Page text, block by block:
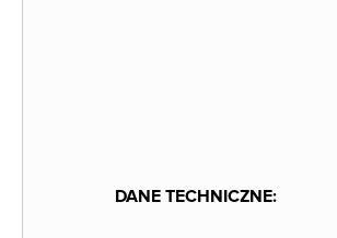
DANE TECHNICZNE: